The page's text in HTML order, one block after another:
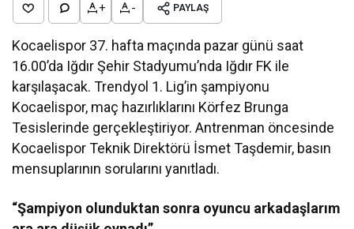
+ - PAYLAŞ
Kocaelispor 37. hafta maçında pazar günü saat
16.00’da Iğdır Şehir Stadyumu’nda Iğdır FK ile
karşılaşacak. Trendyol 1. Lig’in şampiyonu
Kocaelispor, maç hazırlıklarını Körfez Brunga
Tesislerinde gerçekleştiriyor. Antrenman öncesinde
Kocaelispor Teknik Direktörü İsmet Taşdemir, basın
mensuplarının sorularını yanıtladı.
“Şampiyon olunduktan sonra oyuncu arkadaşlarım